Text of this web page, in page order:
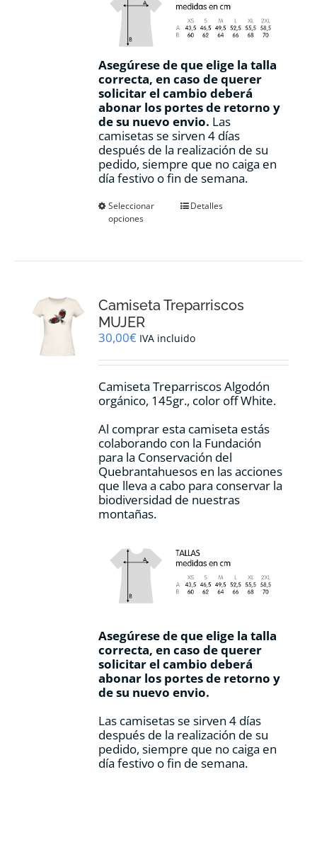
Asegúrese de que elige la talla
correcta, en caso de querer
solicitar el cambio deberá
abonar los portes de retorno y
de su nuevo envio. Las
camisetas se sirven 4 días
después de la realización de su
pedido, siempre que no caiga en
día festivo o fin de semana.
Seleccionar
opciones
Este
se
elegir
la
de
producto
Detalles
Camiseta Treparriscos
MUJER
30,00€ IVA incluido
Camiseta Treparriscos Algodón
orgánico, 145gr., color off White.
Al comprar esta camiseta estás
colaborando con la Fundación
para la Conservación del
Quebrantahuesos en las acciones
que lleva a cabo para conservar la
biodiversidad de nuestras
montañas.
Asegúrese de que elige la talla
correcta, en caso de querer
solicitar el cambio deberá
abonar los portes de retorno y
de su nuevo envio.
Las camisetas se sirven 4 días
después de la realización de su
pedido, siempre que no caiga en
día festivo o fin de semana.